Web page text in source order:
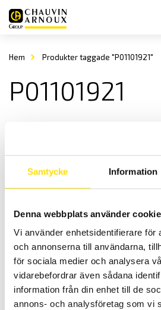
Samtycke Information
Denna webbplats använder
Vi använder enhetsidentifierare för
och annonserna till användarna,
för sociala medier och analysera
vidarebefordrar även sådana
information från din enhet till de
annons- och analysföretag som vi
Hem Produkter taggade "P01101921"
P01101921
Tillbehör
Mätprober för Chauvin-Arnoux
275.00kr– 2,510.00 kr
275.00 kr
till
2,510.00 kr